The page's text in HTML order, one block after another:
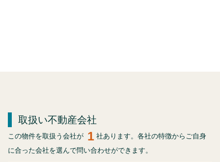
取扱い不動産会社
この物件を取扱う会社が 1 社あります。各社の特徴からご自身
に合った会社を選んで問い合わせができます。